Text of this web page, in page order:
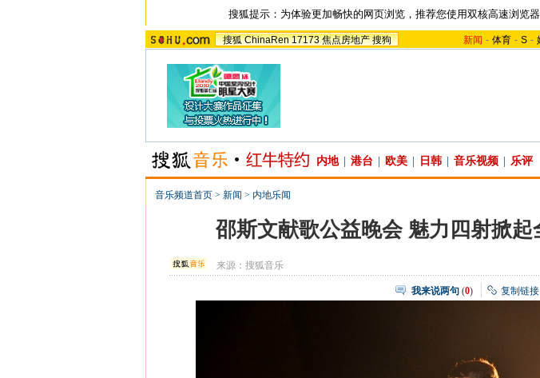
搜狐提示：为体验更加畅快的网页浏览，推荐您使用双核高速浏览
搜狐 ChinaRen 17173 焦点房地产 搜狗 新闻 - 体育 - S -
内地 港台 欧美 日韩 音乐视频 乐评
音乐频道首页 > 新闻 > 内地乐闻
邵斯文献歌公益晚会 魅力四射掀起
来源：搜狐音乐
我来说两句 (0) 复制链接